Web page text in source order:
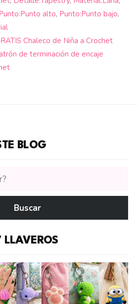
alto, Punto:Punto bajo,
Chaleco de Niña a Crochet
de terminación de encaje
BLOG
Buscar
LLAVEROS